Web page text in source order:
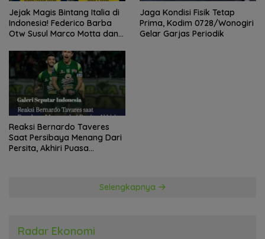
Jejak Magis Bintang Italia di
Indonesia! Federico Barba
Otw Susul Marco Motta dan
Trofi?
Jaga Kondisi Fisik Tetap
Prima, Kodim 0728/Wonogiri
Gelar Garjas Periodik
Reaksi Bernardo Taveres
Saat Persibaya Menang Dari
Persita, Akhiri Puasa
Selengkapnya
Radar Ekonomi